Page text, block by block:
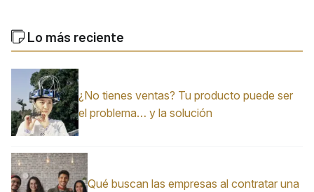
Lo más reciente
¿No tienes ventas? Tu producto puede ser
el problema… y la solución
Qué buscan las empresas al contratar una